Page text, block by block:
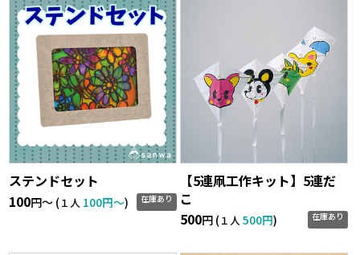
ステンドセット
100円〜 (１人 100円〜) 在庫あり
【5連凧工作キット】5連だ
こ
500円 (１人500円) 在庫あり